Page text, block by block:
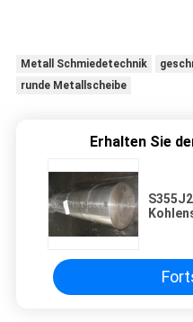
Metall Schmiedetechnik
runde Metallscheibe
Erhalten Sie